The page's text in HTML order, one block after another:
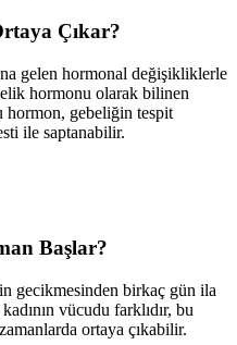
Çıkar?
gelen hormonal değişikliklerle
hormonu olarak bilinen
gebeliğin tespit
ile saptanabilir.
Başlar?
gecikmesinden birkaç gün ila
vücudu farklıdır, bu
ortaya çıkabilir.